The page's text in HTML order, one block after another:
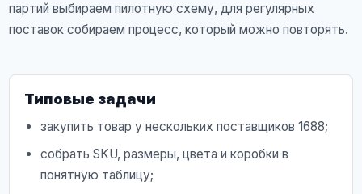
партий выбираем пилотную схему, для регулярных
поставок собираем процесс, который можно повторять.
Типовые задачи
закупить товар у нескольких поставщиков 1688;
собрать SKU, размеры, цвета и коробки в
понятную таблицу;